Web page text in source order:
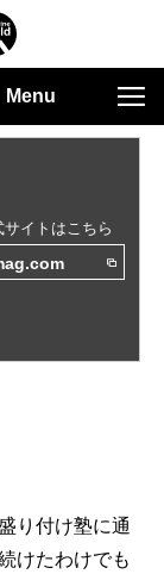
Menu
イトはこちら
り付け塾に通
けたわけでも